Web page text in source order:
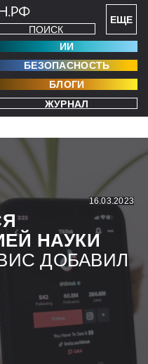
ЕЩЕ
ПОИСК
ИИ
БЕЗОПАСНОСТЬ
БЛОГИ
ЖУРНАЛ
16.03.2023
НАУКИ
ДОБАВИЛ